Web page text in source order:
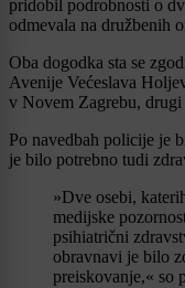
pridobil podrobnosti o
odmevala na družbenih
Oba dogodka sta se
Avenije Većeslava
v Novem Zagrebu,
Po navedbah policije je
je bilo potrebno tudi
»Dve osebi,
medijske
psihiatrični
obravnavi je bilo
preiskovanje,« so